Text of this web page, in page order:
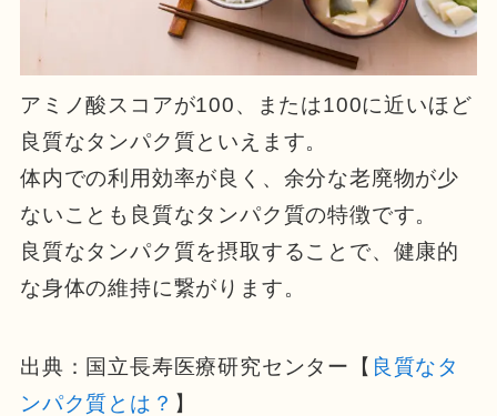
アミノ酸スコアが100、または100に近いほど
良質なタンパク質といえます。
体内での利用効率が良く、余分な老廃物が少
ないことも良質なタンパク質の特徴です。
良質なタンパク質を摂取することで、健康的
な身体の維持に繋がります。
出典：国立長寿医療研究センター【 良質なタ
ンパク質とは？ 】